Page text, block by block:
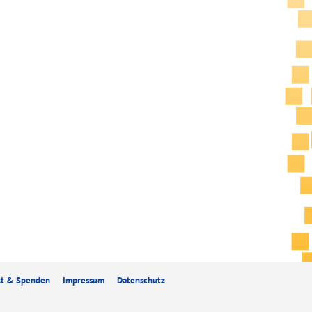
& Spenden Impressum Datenschutz